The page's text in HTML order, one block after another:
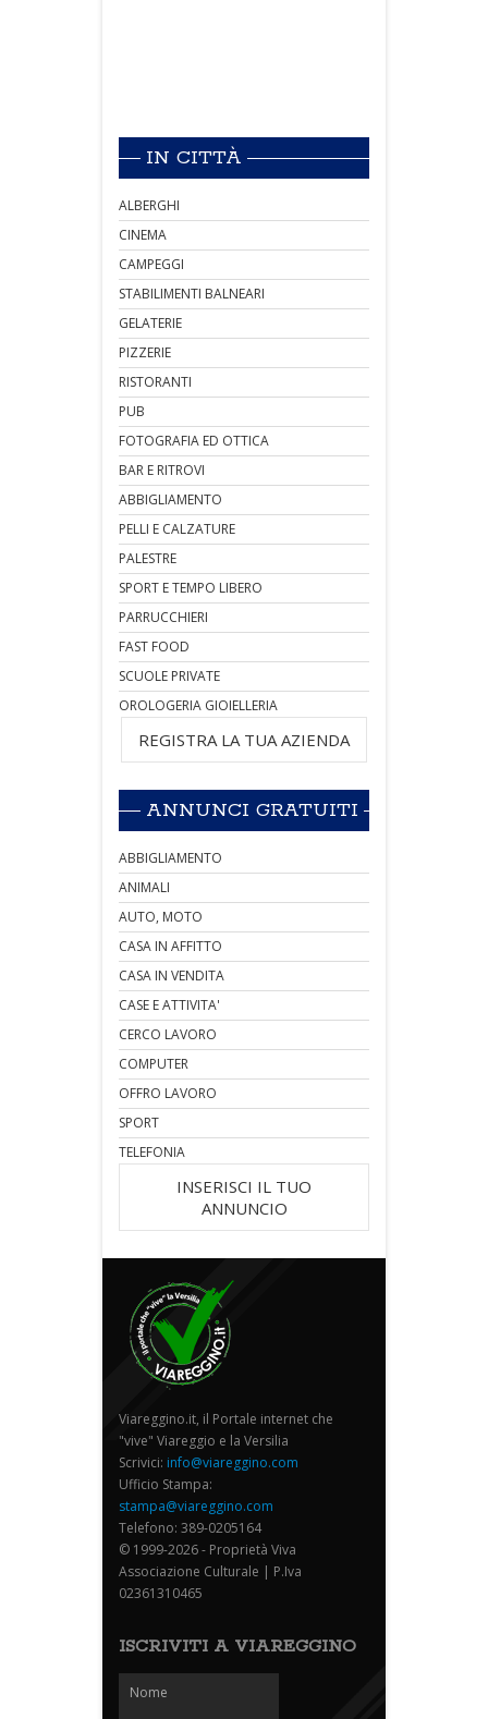
IN CITTÀ
ALBERGHI
CINEMA
CAMPEGGI
STABILIMENTI BALNEARI
GELATERIE
PIZZERIE
RISTORANTI
PUB
FOTOGRAFIA ED OTTICA
BAR E RITROVI
ABBIGLIAMENTO
PELLI E CALZATURE
PALESTRE
SPORT E TEMPO LIBERO
PARRUCCHIERI
FAST FOOD
SCUOLE PRIVATE
OROLOGERIA GIOIELLERIA
REGISTRA LA TUA AZIENDA
ANNUNCI GRATUITI
ABBIGLIAMENTO
ANIMALI
AUTO, MOTO
CASA IN AFFITTO
CASA IN VENDITA
CASE E ATTIVITA'
CERCO LAVORO
COMPUTER
OFFRO LAVORO
SPORT
TELEFONIA
INSERISCI IL TUO
ANNUNCIO
Viareggino.it, il Portale internet che
"vive" Viareggio e la Versilia
Scrivici: info@viareggino.com
Ufficio Stampa:
stampa@viareggino.com
Telefono: 389-0205164
© 1999-2026 - Proprietà Viva
Associazione Culturale | P.Iva
02361310465
ISCRIVITI A VIAREGGINO